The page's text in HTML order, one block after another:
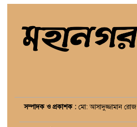
সম্পাদক ও প্রকাশক : মো: আসাদুজ্জামান রোজ